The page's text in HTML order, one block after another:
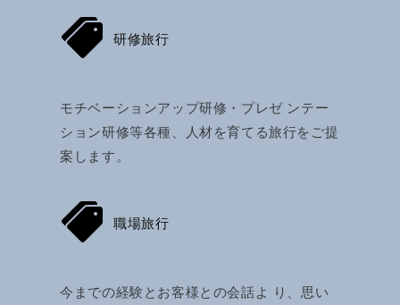
研修旅行
モチベーションアップ研修・プレゼ ンテー
ション研修等各種、人材を育てる旅行をご提
案します。
職場旅行
今までの経験とお客様との会話よ り、思い